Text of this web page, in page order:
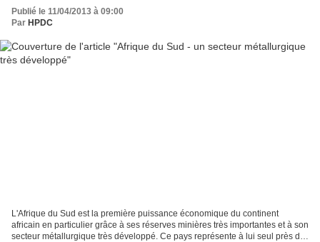
Publié le 11/04/2013 à 09:00
Par HPDC
L'Afrique du Sud est la première puissance économique du continent
africain en particulier grâce à ses réserves minières très importantes et à son
secteur métallurgique très développé. Ce pays représente à lui seul près du